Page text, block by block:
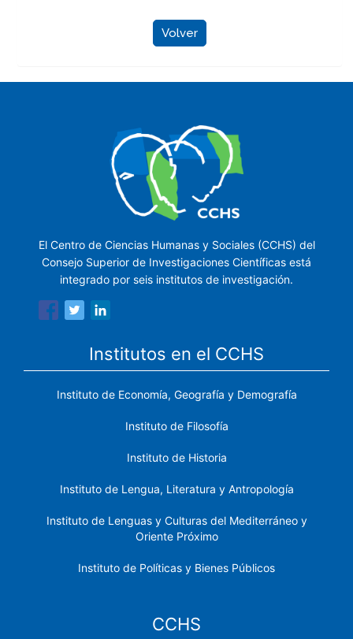
Volver
El Centro de Ciencias Humanas y Sociales (CCHS) del
Consejo Superior de Investigaciones Científicas está
integrado por seis institutos de investigación.
Institutos en el CCHS
Instituto de Economía, Geografía y Demografía
Instituto de Filosofía
Instituto de Historia
Instituto de Lengua, Literatura y Antropología
Instituto de Lenguas y Culturas del Mediterráneo y
Oriente Próximo
Instituto de Políticas y Bienes Públicos
CCHS